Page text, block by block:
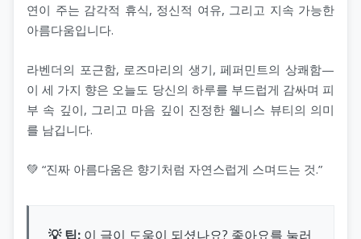
연이 주는 감각적 휴식, 정신적 여유, 그리고 지속 가능한
아름다움입니다.
라벤더의 포근함, 로즈마리의 생기, 페퍼민트의 상쾌함—
이 세 가지 향은 오늘도 당신의 하루를 부드럽게 감싸며 피
부 속 깊이, 그리고 마음 깊이 진정한 웰니스 뷰티의 의미
를 남깁니다.
💚 “진짜 아름다움은 향기처럼 자연스럽게 스며드는 것.”
💡 팁: 이 글이 도움이 되셨나요? 좋아요를 눌러